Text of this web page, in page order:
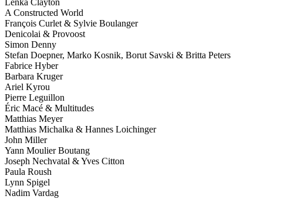
Lenka Clayton
A Constructed World
François Curlet & Sylvie Boulanger
Denicolai & Provoost
Simon Denny
Stefan Doepner, Marko Kosnik, Borut Savski & Britta Peters
Fabrice Hyber
Barbara Kruger
Ariel Kyrou
Pierre Leguillon
Éric Macé & Multitudes
Matthias Meyer
Matthias Michalka & Hannes Loichinger
John Miller
Yann Moulier Boutang
Joseph Nechvatal & Yves Citton
Paula Roush
Lynn Spigel
Nadim Vardag